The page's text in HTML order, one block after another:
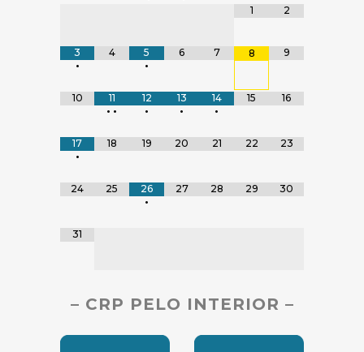
1
2
3
•
4
5
•
6 7 8 9
10
11
• •
12
•
13
•
14
•
15 16
17
•
18 19 20 21 22 23
24 25
26
•
27 28 29 30
31
– CRP PELO INTERIOR –